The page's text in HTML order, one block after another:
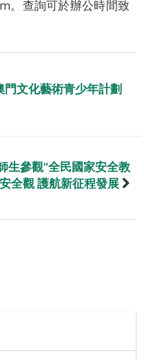
。查詢可於辦公時間致
文化藝術青少年計劃
生參觀“全民國家安全教
全觀 護航新征程發展